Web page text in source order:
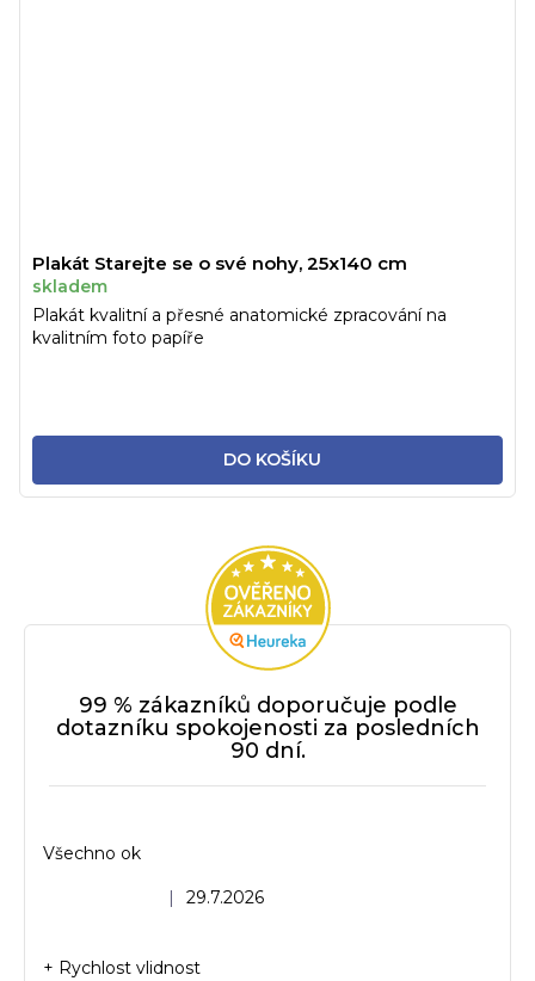
Plakát Starejte se o své nohy, 25x140 cm
skladem
DO KOŠÍKU
Plakát kvalitní a přesné anatomické zpracování na
kvalitním foto papíře
99 % zákazníků doporučuje podle
dotazníku spokojenosti za posledních
90 dní.
Hodnocení obchodu je 5 z 5 hvězdiček.
29.7.2026
Všechno ok
+ Rychlost vlidnost